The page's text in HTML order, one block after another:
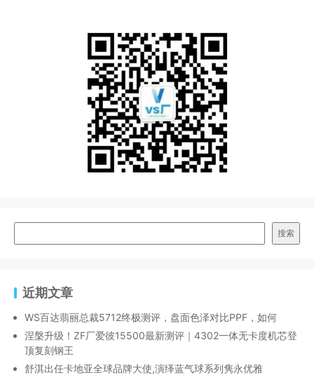
搜索
近期文章
WS百达翡丽总裁5712终极测评，盘面色泽对比PPF，如何
涅槃升级！ZF厂爱彼15500最新测评｜4302一体无卡度机芯登
顶复刻钢王
舒淇出任卡地亚全球品牌大使,演绎蓝气球系列隽永优雅